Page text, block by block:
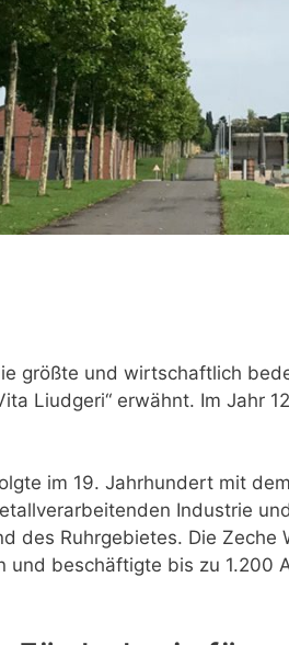
größte und wirtschaftlich
Liudgeri“ erwähnt. Im Jahr
im 19. Jahrhundert mit
Industrie
des Ruhrgebietes. Die
und beschäftigte bis zu 1.200